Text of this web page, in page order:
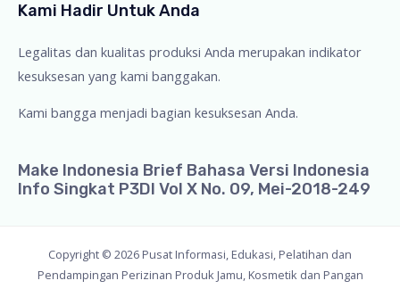
Kami Hadir Untuk Anda
Legalitas dan kualitas produksi Anda merupakan indikator
kesuksesan yang kami banggakan.
Kami bangga menjadi bagian kesuksesan Anda.
Make Indonesia Brief Bahasa Versi Indonesia
Info Singkat P3DI Vol X No. 09, Mei-2018-249
Copyright © 2026 Pusat Informasi, Edukasi, Pelatihan dan
Pendampingan Perizinan Produk Jamu, Kosmetik dan Pangan